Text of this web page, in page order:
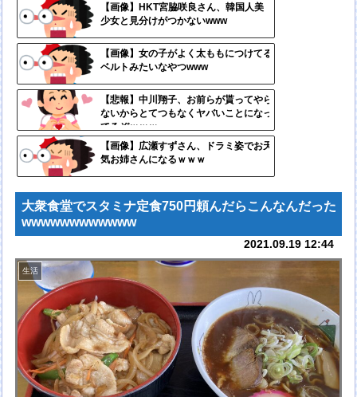
【画像】HKT宮脇咲良さん、韓国人美
少女と見分けがつかないwww
【画像】女の子がよく太ももにつけてる
ベルトみたいなやつwww
【悲報】中川翔子、お前らが貰ってやら
ないからとてつもなくヤバいことになっ
てるぞｗｗｗ
【画像】広瀬すずさん、ドラミ姿でお天
気お姉さんになるｗｗｗ
ンク
ツー
ル
大衆食堂でスタミナ定食750円頼んだらこんなんだった
wwwwwwwwwwww
2021.09.19 12:44
生活